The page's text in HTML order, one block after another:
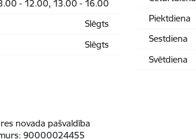
- 12.00, 13.00 - 16.00
Slēgts
Slēgts
Piektdiena
Sestdiena
Svētdiena
novada pašvaldība
90000024455